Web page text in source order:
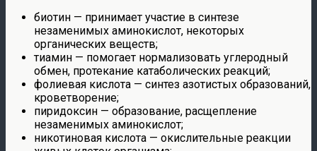
биотин — принимает участие в синтезе
незаменимых аминокислот, некоторых
органических веществ;
тиамин — помогает нормализовать углеродный
обмен, протекание катаболических реакций;
фолиевая кислота — синтез азотистых образований,
кроветворение;
пиридоксин — образование, расщепление
незаменимых аминокислот;
никотиновая кислота — окислительные реакции